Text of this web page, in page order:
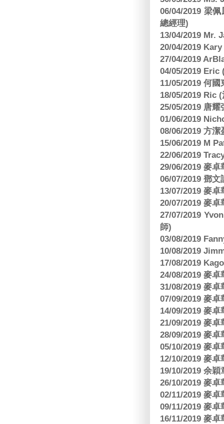
06/04/2019 梁
總經理)
13/04/2019 Mr.
20/04/2019
27/04/2019
04/05/2019 Eric
11/05/2019 何
18/05/2019 Ric
25/05/2019 唐
01/06/2019
08/06/2019 方
15/06/2019 M
22/06/2019
29/06/2019 麥
06/07/2019 鄧
13/07/2019 麥
20/07/2019 麥
27/07/2019
師)
03/08/2019
10/08/2019
17/08/2019
24/08/2019 麥
31/08/2019 麥
07/09/2019 麥
14/09/2019 麥
21/09/2019 麥
28/09/2019 麥
05/10/2019 麥
12/10/2019 麥
19/10/2019 余
26/10/2019 麥
02/11/2019 麥
09/11/2019 麥
16/11/2019 麥